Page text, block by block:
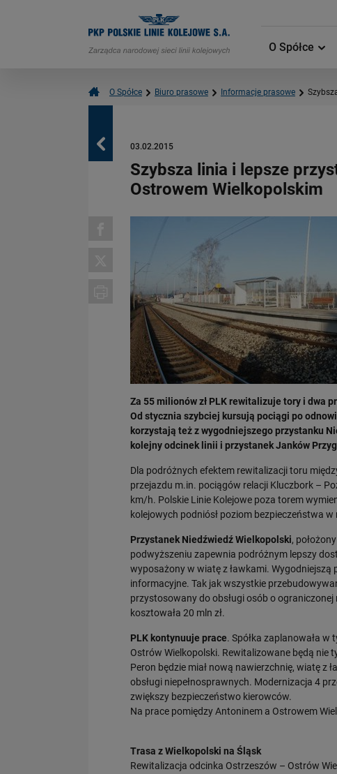
O Spółce
O Spółce Biuro prasowe Informacje prasowe
Powrót 03.02.2015
Szybsza linia i lepsze
Ostrowem Wielkopolskim
Za 55 milionów zł PLK rewitalizuje tory i dwa
Od stycznia szybciej kursują pociągi po
korzystają też z wygodniejszego przystanku
kolejny odcinek linii i przystanek Janków
Dla podróżnych efektem rewitalizacji toru
przejazdu m.in. pociągów relacji Kluczbork –
km/h. Polskie Linie Kolejowe poza torem
kolejowych podniósł poziom bezpieczeństwa
Przystanek Niedźwiedź Wielkopolski,
podwyższeniu zapewnia podróżnym lepszy
wyposażony w wiatę z ławkami.
informacyjne. Tak jak wszystkie
przystosowany do obsługi osób o
kosztowała 20 mln zł.
PLK kontynuuje prace. Spółka zaplanowała
Ostrów Wielkopolski. Rewitalizowane będą nie
Peron będzie miał nową nawierzchnię, wiatę z
obsługi niepełnosprawnych. Modernizacja 4
zwiększy bezpieczeństwo kierowców.
Na prace pomiędzy Antoninem a Ostrowem
Trasa z Wielkopolski na Śląsk
Rewitalizacja odcinka Ostrzeszów – Ostrów